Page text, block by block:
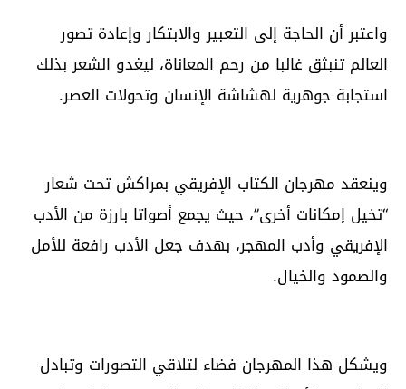
واعتبر أن الحاجة إلى التعبير والابتكار وإعادة تصور
العالم تنبثق غالبا من رحم المعاناة، ليغدو الشعر بذلك
استجابة جوهرية لهشاشة الإنسان وتحولات العصر.
وينعقد مهرجان الكتاب الإفريقي بمراكش تحت شعار
“تخيل إمكانات أخرى”، حيث يجمع أصواتا بارزة من الأدب
الإفريقي وأدب المهجر، بهدف جعل الأدب رافعة للأمل
والصمود والخيال.
ويشكل هذا المهرجان فضاء لتلاقي التصورات وتبادل